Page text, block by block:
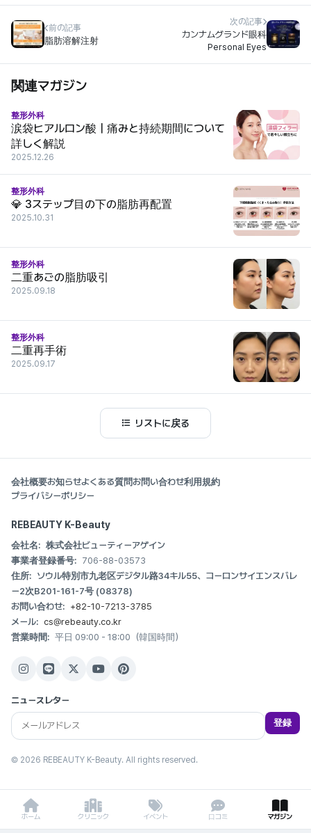
前の記事
脂肪溶解注射
次の記事
カンナムグランド眼科
Personal Eyes
関連マガジン
整形外科
涙袋ヒアルロン酸｜痛みと持続期間について
詳しく解説
2025.12.26
整形外科
💎 3ステップ目の下の脂肪再配置
2025.10.31
整形外科
二重あごの脂肪吸引
2025.09.18
整形外科
二重再手術
2025.09.17
リストに戻る
会社概要お知らせよくある質問お問い合わせ利用規約
プライバシーポリシー
REBEAUTY K-Beauty
会社名: 株式会社ビューティーアゲイン
事業者登録番号: 706-88-03573
住所: ソウル特別市九老区デジタル路34キル55、コーロンサイエンスバレ
ー2次B201-161-7号 (08378)
お問い合わせ: +82-10-7213-3785
メール: cs@rebeauty.co.kr
営業時間: 平日 09:00 - 18:00（韓国時間）
ニュースレター
登録
© 2026 REBEAUTY K-Beauty. All rights reserved.
ホーム クリニック イベント 口コミ マガジン